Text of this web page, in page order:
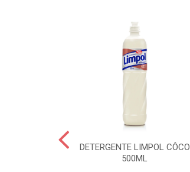
DETERGENTE LIMPOL CÔCO
500ML